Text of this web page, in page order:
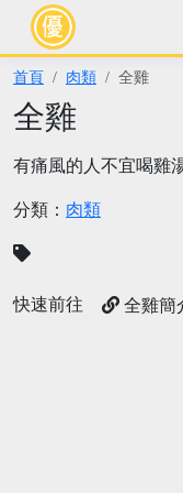
首頁 肉類 全雞
全雞
有痛風的人不宜喝雞
分類： 肉類
快速前往 全雞簡